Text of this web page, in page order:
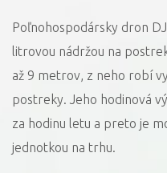
Poľnohospodársky dron
litrovou nádržou na
až 9 metrov, z neho robí
postreky. Jeho hodinová
za hodinu letu a preto je
jednotkou na trhu.